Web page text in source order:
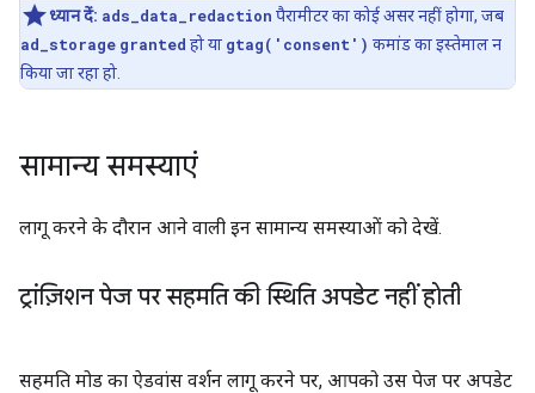
ध्यान दें: ads_data_redaction पैरामीटर का कोई असर नहीं होगा, जब
ad_storage granted हो या gtag('consent') कमांड का इस्तेमाल न
किया जा रहा हो.
सामान्य समस्याएं
लागू करने के दौरान आने वाली इन सामान्य समस्याओं को देखें.
ट्रांज़िशन पेज पर सहमति की स्थिति अपडेट नहीं होती
सहमति मोड का ऐडवांस वर्शन लागू करने पर, आपको उस पेज पर अपडेट